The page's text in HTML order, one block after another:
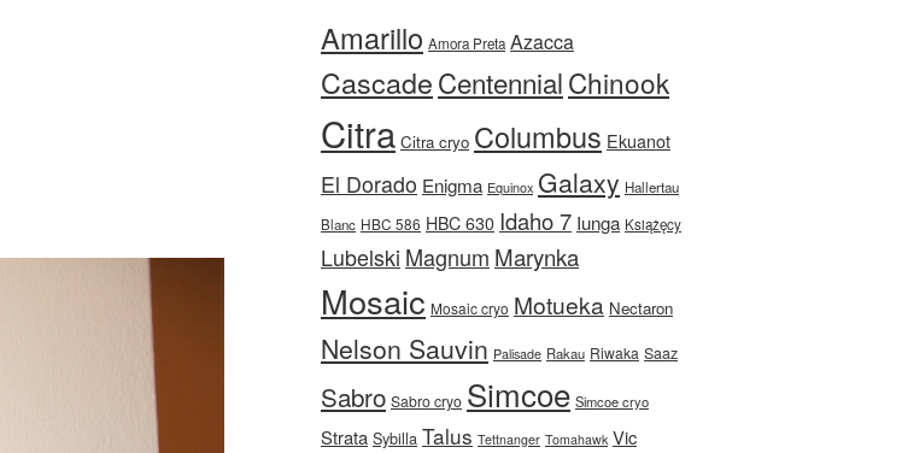
Amarillo Amora Preta Azacca
CascadeCentennialChinook
Citra Citra cryo Columbus Ekuanot
El Dorado Enigma Equinox Galaxy Hallertau
Blanc HBC 586 HBC 630 Idaho 7 Iunga Książęcy
Lubelski Magnum Marynka
Mosaic Mosaic cryo Motueka Nectaron
Nelson Sauvin Palisade Rakau Riwaka Saaz
Sabro Sabro cryo Simcoe Simcoe cryo
Strata Sybilla Talus Tettnanger Tomahawk Vic